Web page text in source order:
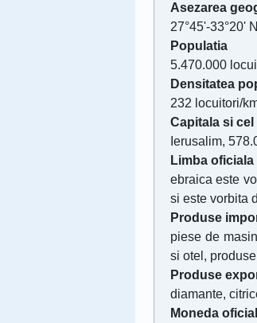
Asezarea
27°45'-33°20'
Populatia
5.470.000
Densitatea
232 locuitori/
Capitala si
Ierusalim,
Limba oficiala
ebraica este
si este vorbita
Produse
piese de
si otel,
Produse
diamante,
Moneda